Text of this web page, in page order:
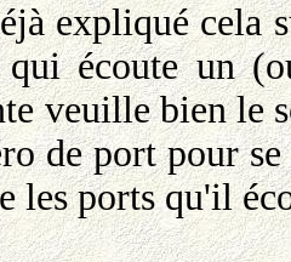
expliqué cela
écoute un
veuille bien le
de port pour
les ports qu'il